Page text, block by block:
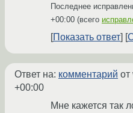
Последнее
+00:00 (всего
Показать ответ
Ответ на: комментарий от
+00:00
Мне кажется так